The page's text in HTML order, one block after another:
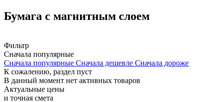
Бумага с магнитным слоем
Фильтр
Сначала популярные
Сначала популярные Сначала дешевле Сначала дороже
К сожалению, раздел пуст
В данный момент нет активных товаров
Актуальные цены
и точная смета